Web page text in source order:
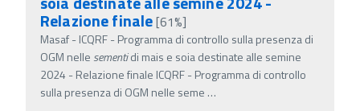
Relazione finale[61%]
Masaf - ICQRF - Programma di controllo sulla presenza di
OGM nelle sementidi mais e soia destinate alle semine
2024 - Relazione finale ICQRF - Programma di controllo
sulla presenza di OGM nelle seme …